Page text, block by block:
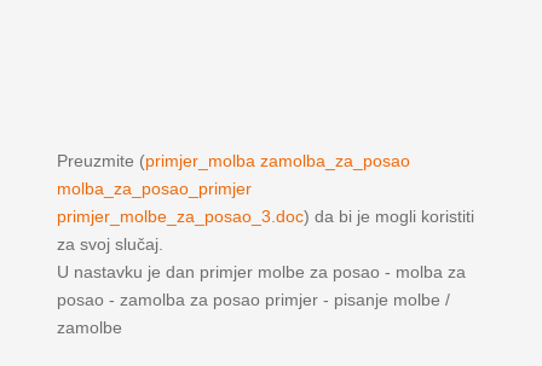
Preuzmite (primjer_molba zamolba_za_posao
molba_za_posao_primjer
primjer_molbe_za_posao_3.doc) da bi je mogli koristiti
za svoj slučaj.
U nastavku je dan primjer molbe za posao - molba za
posao - zamolba za posao primjer - pisanje molbe /
zamolbe